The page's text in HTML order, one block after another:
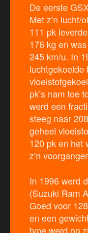
De eerste
Met z’n lucht/
111 pk
176 kg en
245 km/u. In
luchtgekoelde
pk’s nam toe
werd een
steeg naar
geheel
120 pk en het
z’n
In 1996 werd
(Suzuki Ram
Goed voor
en een
type werd op